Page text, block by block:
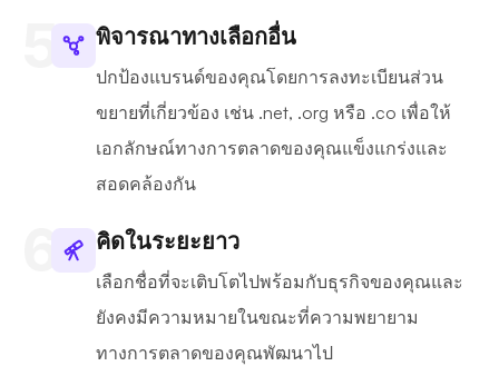
พิจารณาทางเลือกอื่น
ปกป้องแบรนด์ของคุณโดยการลงทะเบียนส่วน
ขยายที่เกี่ยวข้อง เช่น .net, .org หรือ .co เพื่อให้
เอกลักษณ์ทางการตลาดของคุณแข็งแกร่งและ
สอดคล้องกัน
คิดในระยะยาว
เลือกชื่อที่จะเติบโตไปพร้อมกับธุรกิจของคุณและ
ยังคงมีความหมายในขณะที่ความพยายาม
ทางการตลาดของคุณพัฒนาไป